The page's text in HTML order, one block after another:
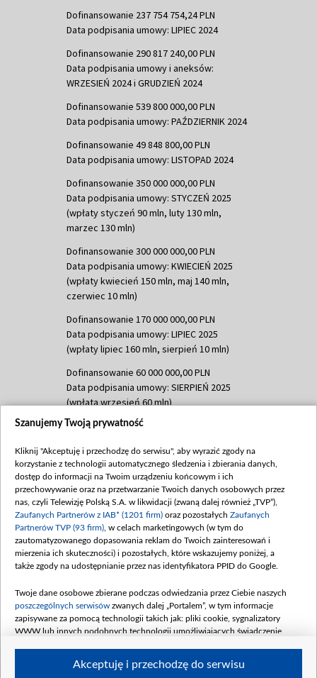
Dofinansowanie 237 754 754,24 PLN
Data podpisania umowy: LIPIEC 2024
Dofinansowanie 290 817 240,00 PLN
Data podpisania umowy i aneksów:
WRZESIEŃ 2024 i GRUDZIEŃ 2024
Dofinansowanie 539 800 000,00 PLN
Data podpisania umowy: PAŹDZIERNIK 2024
Dofinansowanie 49 848 800,00 PLN
Data podpisania umowy: LISTOPAD 2024
Dofinansowanie 350 000 000,00 PLN
Data podpisania umowy: STYCZEŃ 2025
(wpłaty styczeń 90 mln, luty 130 mln,
marzec 130 mln)
Dofinansowanie 300 000 000,00 PLN
Data podpisania umowy: KWIECIEŃ 2025
(wpłaty kwiecień 150 mln, maj 140 mln,
czerwiec 10 mln)
Dofinansowanie 170 000 000,00 PLN
Data podpisania umowy: LIPIEC 2025
(wpłaty lipiec 160 mln, sierpień 10 mln)
Dofinansowanie 60 000 000,00 PLN
Data podpisania umowy: SIERPIEŃ 2025
(wpłata wrzesień 60 mln)
Dofinansowanie 635 783 051,21 PLN
(wpłata wrzesień 100 mln, październik 350
mln, listopad 265 mln)
Dofinansowanie 48 862 000,00 PLN
Data podpisania umowy: GRUDZIEŃ 2025
(wpłata grudzień 60,548 mln)
Dofinansowanie 900 000 000,00 PLN
Data podpisania umowy: LUTY 2026 (wpłata
kwiecień 180 mln, 7 maja 180 mln, 8
czerwca 90 mln)
Dofinansowanie 250 000 000,00 PLN
4 sierpnia 250 mln
Szanujemy Twoją prywatność
Kliknij "Akceptuję i przechodzę do serwisu", aby wyrazić zgody na
korzystanie z technologii automatycznego śledzenia i zbierania danych,
dostęp do informacji na Twoim urządzeniu końcowym i ich
przechowywanie oraz na przetwarzanie Twoich danych osobowych przez
nas, czyli Telewizję Polską S.A. w likwidacji (zwaną dalej również „TVP”),
Zaufanych Partnerów z IAB* (1201 firm) oraz pozostałych Zaufanych
Partnerów TVP (93 firm) , w celach marketingowych (w tym do
zautomatyzowanego dopasowania reklam do Twoich zainteresowań i
mierzenia ich skuteczności) i pozostałych, które wskazujemy poniżej, a
także zgody na udostępnianie przez nas identyfikatora PPID do Google.
Twoje dane osobowe zbierane podczas odwiedzania przez Ciebie naszych
poszczególnych serwisów zwanych dalej „Portalem”, w tym informacje
zapisywane za pomocą technologii takich jak: pliki cookie, sygnalizatory
WWW lub innych podobnych technologii umożliwiających świadczenie
Akceptuję i przechodzę do serwisu